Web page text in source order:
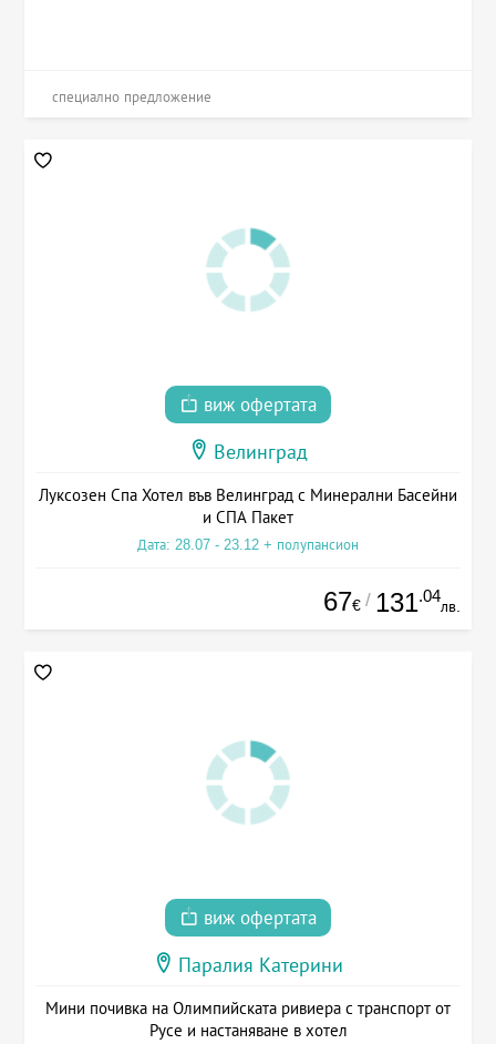
специално предложение
виж офертата
Велинград
Луксозен Спа Хотел във Велинград с Минерални Басейни
и СПА Пакет
Дата: 28.07 - 23.12 + полупансион
67€ / 131.04
лв.
виж офертата
Паралия Катерини
Мини почивка на Олимпийската ривиера с транспорт от
Русе и настаняване в хотел